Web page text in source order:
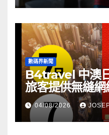
數碼界新聞
B4travel 中澳
旅客提供無縫網
04/08/2026